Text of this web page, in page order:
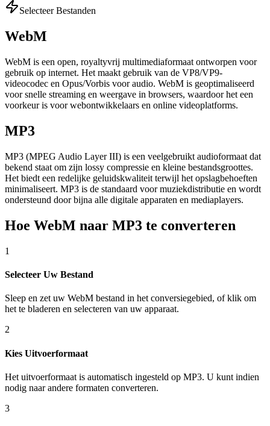
Selecteer Bestanden
WebM
WebM is een open, royaltyvrij multimediaformaat ontworpen voor
gebruik op internet. Het maakt gebruik van de VP8/VP9-
videocodec en Opus/Vorbis voor audio. WebM is geoptimaliseerd
voor snelle streaming en weergave in browsers, waardoor het een
voorkeur is voor webontwikkelaars en online videoplatforms.
MP3
MP3 (MPEG Audio Layer III) is een veelgebruikt audioformaat dat
bekend staat om zijn lossy compressie en kleine bestandsgroottes.
Het biedt een redelijke geluidskwaliteit terwijl het opslagbehoeften
minimaliseert. MP3 is de standaard voor muziekdistributie en wordt
ondersteund door bijna alle digitale apparaten en mediaplayers.
Hoe WebM naar MP3 te converteren
1
Selecteer Uw Bestand
Sleep en zet uw WebM bestand in het conversiegebied, of klik om
het te bladeren en selecteren van uw apparaat.
2
Kies Uitvoerformaat
Het uitvoerformaat is automatisch ingesteld op MP3. U kunt indien
nodig naar andere formaten converteren.
3